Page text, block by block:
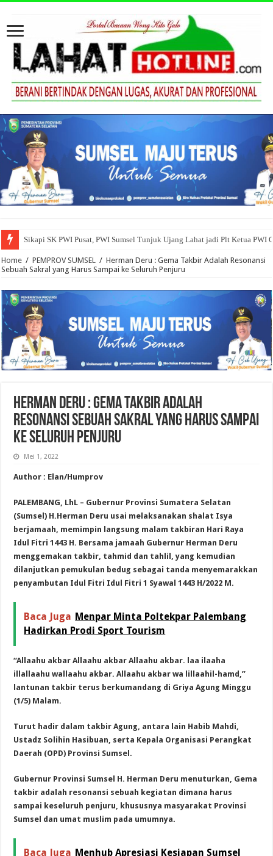
Sikapi SK PWI Pusat, PWI Sumsel Tunjuk Ujang Lahat jadi Plt Ketua PWI
Home / PEMPROV SUMSEL / Herman Deru : Gema Takbir Adalah Resonansi
Sebuah Sakral yang Harus Sampai ke Seluruh Penjuru
Herman Deru : Gema Takbir Adalah
Resonansi Sebuah Sakral yang Harus Sampai
ke Seluruh Penjuru
Mei 1, 2022
Author : Elan/Humprov
PALEMBANG, LhL – Gubernur Provinsi Sumatera Selatan
(Sumsel) H.Herman Deru usai melaksanakan shalat Isya
berjamaah, memimpin langsung malam takbiran Hari Raya
Idul Fitri 1443 H. Bersama jamaah Gubernur Herman Deru
menggemakan takbir, tahmid dan tahlil, yang kemudian
dilanjutkan pemukulan bedug sebagai tanda menyemarakkan
penyambutan Idul Fitri Idul Fitri 1 Syawal 1443 H/2022 M.
Baca Juga Menpar Minta Poltekpar Palembang
Hadirkan Prodi Sport Tourism
“Allaahu akbar Allaahu akbar Allaahu akbar. laa ilaaha
illallaahu wallaahu akbar. Allaahu akbar wa lillaahil-hamd,”
lantunan takbir terus berkumandang di Griya Agung Minggu
(1/5) Malam.
Turut hadir dalam takbir Agung, antara lain Habib Mahdi,
Ustadz Solihin Hasibuan, serta Kepala Organisasi Perangkat
Daerah (OPD) Provinsi Sumsel.
Gubernur Provinsi Sumsel H. Herman Deru menuturkan, Gema
takbir adalah resonansi sebuah kegiatan dimana harus
sampai keseluruh penjuru, khususnya masyarakat Provinsi
Sumsel dan umat muslim pada umumnya.
Baca Juga Menhub Apresiasi Kesiapan Sumsel